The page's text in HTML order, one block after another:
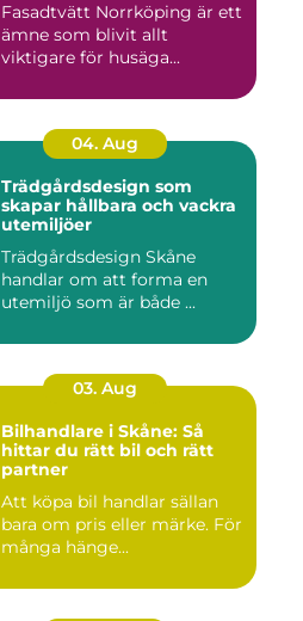
Fasadtvätt Norrköping är ett
ämne som blivit allt
viktigare för husäga...
04. Aug
Trädgårdsdesign som
skapar hållbara och vackra
utemiljöer
Trädgårdsdesign Skåne
handlar om att forma en
utemiljö som är både ...
03. Aug
Bilhandlare i Skåne: Så
hittar du rätt bil och rätt
partner
Att köpa bil handlar sällan
bara om pris eller märke. För
många hänge...